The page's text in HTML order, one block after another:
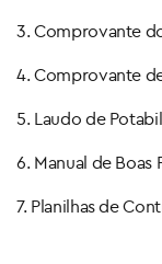
3. Comprovante
4. Comprovante
5. Laudo de
6. Manual de Boas
7. Planilhas de